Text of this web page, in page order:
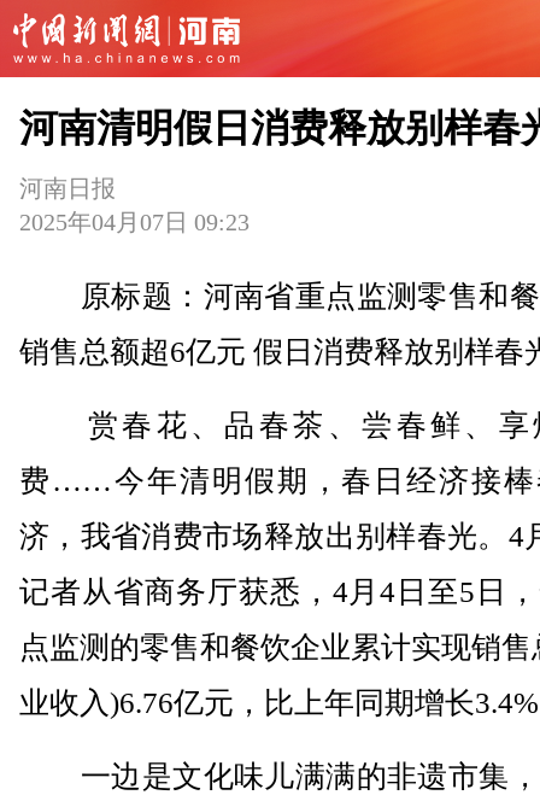
河南清明假日消费释放别样春
河南日报
2025年04月07日 09:23
原标题：河南省重点监测零售和
销售总额超6亿元 假日消费释放别样春
赏春花、品春茶、尝春鲜、享
费……今年清明假期，春日经济接棒
济，我省消费市场释放出别样春光。4
记者从省商务厅获悉，4月4日至5日
点监测的零售和餐饮企业累计实现销售
业收入)6.76亿元，比上年同期增长
一边是文化味儿满满的非遗市集